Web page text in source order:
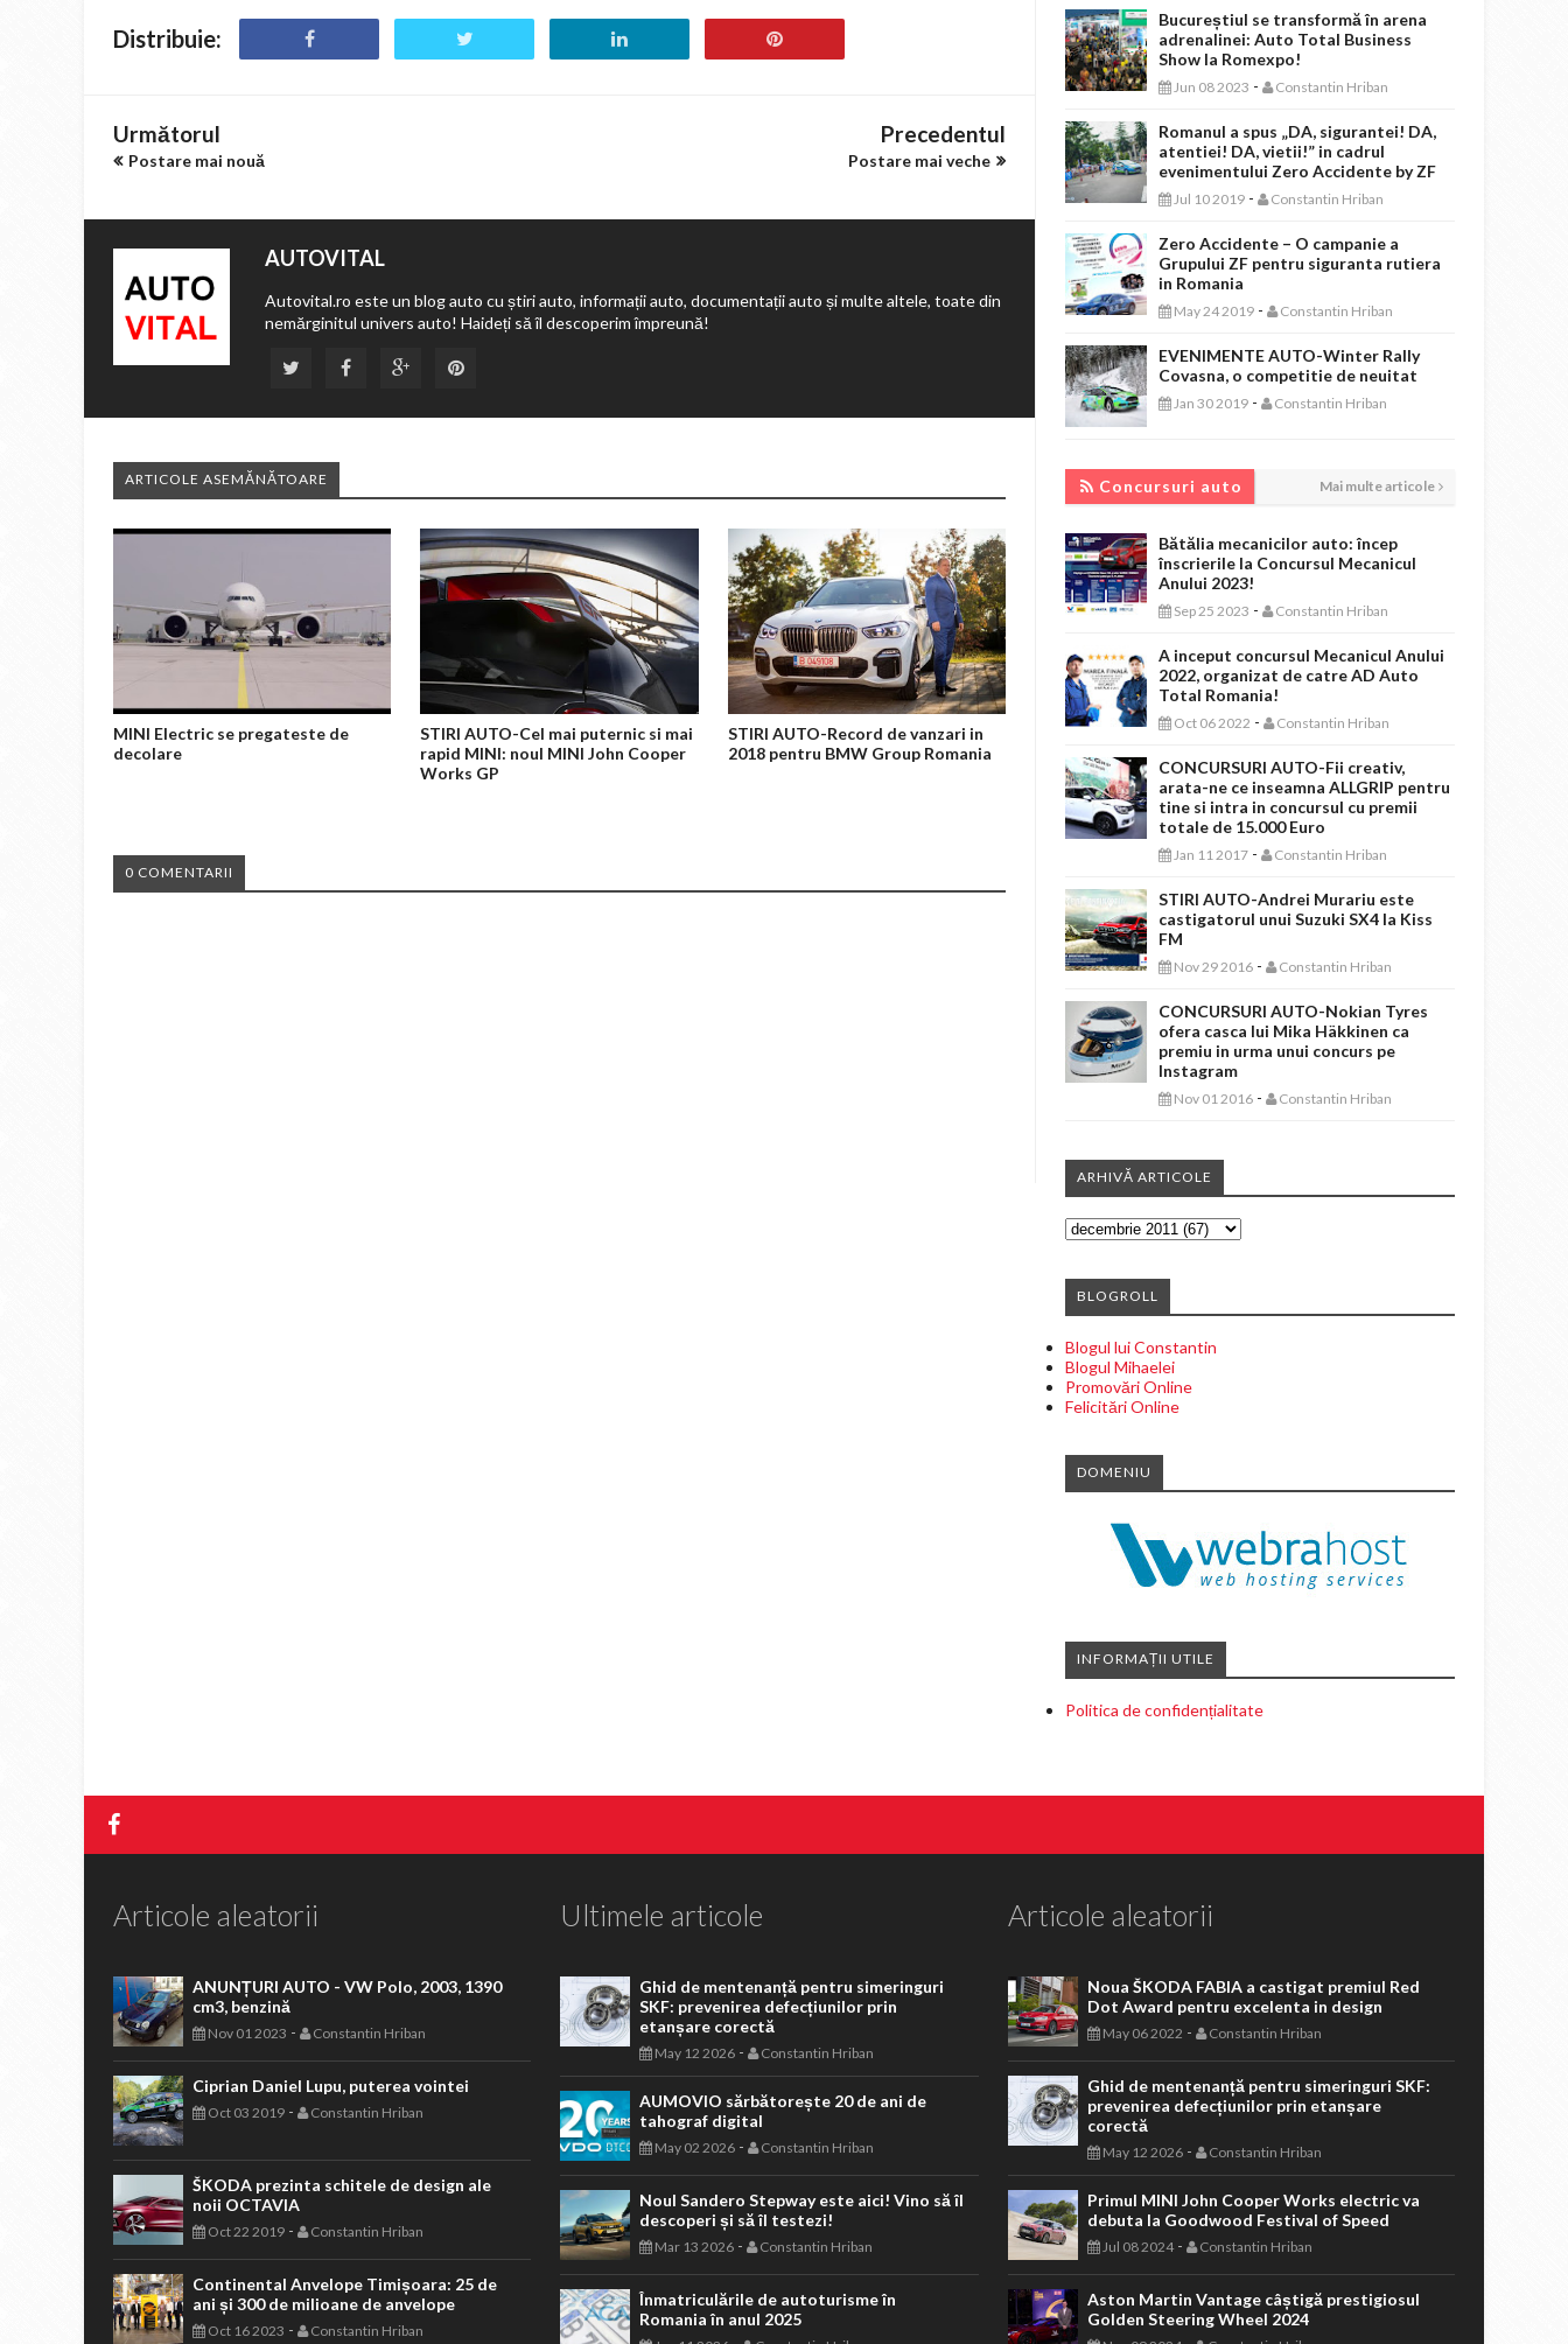
Distribuie:
Următorul
Postare mai nouă
Precedentul
Postare mai veche
AUTOVITAL
Autovital.ro este un blog auto cu știri auto, informații auto, documentații auto și multe altele, toate din
nemărginitul univers auto! Haideți să îl descoperim împreună!
ARTICOLE ASEMĂNĂTOARE
MINI Electric se pregateste de
decolare
STIRI AUTO-Cel mai puternic si mai
rapid MINI: noul MINI John Cooper
Works GP
STIRI AUTO-Record de vanzari in
2018 pentru BMW Group Romania
0 COMENTARII
Bucureștiul se transformă în arena
adrenalinei: Auto Total Business
Show la Romexpo!
Jun 08 2023 - Constantin Hriban
Romanul a spus „DA, sigurantei! DA,
atentiei! DA, vietii!” in cadrul
evenimentului Zero Accidente by ZF
Jul 10 2019 - Constantin Hriban
Zero Accidente – O campanie a
Grupului ZF pentru siguranta rutiera
in Romania
May 24 2019 - Constantin Hriban
EVENIMENTE AUTO-Winter Rally
Covasna, o competitie de neuitat
Jan 30 2019 - Constantin Hriban
Concursuri auto Mai multe articole
Bătălia mecanicilor auto: încep
înscrierile la Concursul Mecanicul
Anului 2023!
Sep 25 2023 - Constantin Hriban
A inceput concursul Mecanicul Anului
2022, organizat de catre AD Auto
Total Romania!
Oct 06 2022 - Constantin Hriban
CONCURSURI AUTO-Fii creativ,
arata-ne ce inseamna ALLGRIP pentru
tine si intra in concursul cu premii
totale de 15.000 Euro
Jan 11 2017 - Constantin Hriban
STIRI AUTO-Andrei Murariu este
castigatorul unui Suzuki SX4 la Kiss
FM
Nov 29 2016 - Constantin Hriban
CONCURSURI AUTO-Nokian Tyres
ofera casca lui Mika Häkkinen ca
premiu in urma unui concurs pe
Instagram
Nov 01 2016 - Constantin Hriban
ARHIVĂ ARTICOLE
BLOGROLL
Blogul lui Constantin
Blogul Mihaelei
Promovări Online
Felicitări Online
DOMENIU
INFORMAȚII UTILE
Politica de confidențialitate
Articole aleatorii
ANUNȚURI AUTO - VW Polo, 2003, 1390
cm3, benzină
Nov 01 2023 - Constantin Hriban
Ciprian Daniel Lupu, puterea vointei
Oct 03 2019 - Constantin Hriban
ŠKODA prezinta schitele de design ale
noii OCTAVIA
Oct 22 2019 - Constantin Hriban
Continental Anvelope Timișoara: 25 de
ani și 300 de milioane de anvelope
Oct 16 2023 - Constantin Hriban
Ultimele articole
Ghid de mentenanță pentru simeringuri
SKF: prevenirea defecțiunilor prin
etanșare corectă
May 12 2026 - Constantin Hriban
AUMOVIO sărbătorește 20 de ani de
tahograf digital
May 02 2026 - Constantin Hriban
Noul Sandero Stepway este aici! Vino să îl
descoperi și să îl testezi!
Mar 13 2026 - Constantin Hriban
Înmatriculările de autoturisme în
Romania în anul 2025
Articole aleatorii
Noua ŠKODA FABIA a castigat premiul Red
Dot Award pentru excelenta in design
May 06 2022 - Constantin Hriban
Ghid de mentenanță pentru simeringuri SKF:
prevenirea defecțiunilor prin etanșare
corectă
May 12 2026- Constantin Hriban
Primul MINI John Cooper Works electric va
debuta la Goodwood Festival of Speed
Jul 08 2024- Constantin Hriban
Aston Martin Vantage câștigă prestigiosul
Golden Steering Wheel 2024